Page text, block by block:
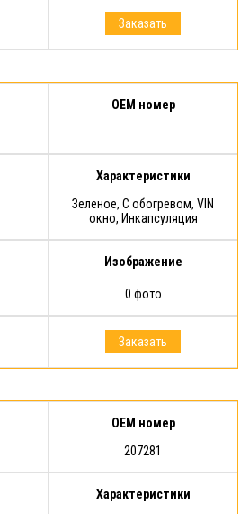
Заказать
OEM номер
Характеристики
Зеленое, С обогревом, VIN
окно, Инкапсуляция
Изображение
0 фото
Заказать
OEM номер
207281
Характеристики